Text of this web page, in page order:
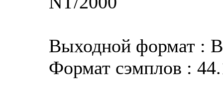
Выходной формат :
Формат сэмплов :